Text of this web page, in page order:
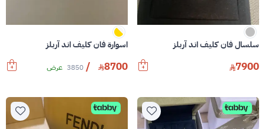
سلسال فان كليف اند آربلز
7900
اسوارة فان كليف اند آربلز
8700
/
3850 عرض